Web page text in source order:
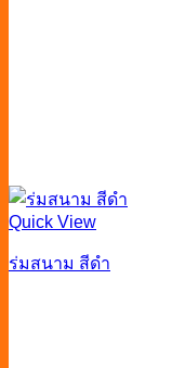
Quick View
ร่มสนาม สีดำ